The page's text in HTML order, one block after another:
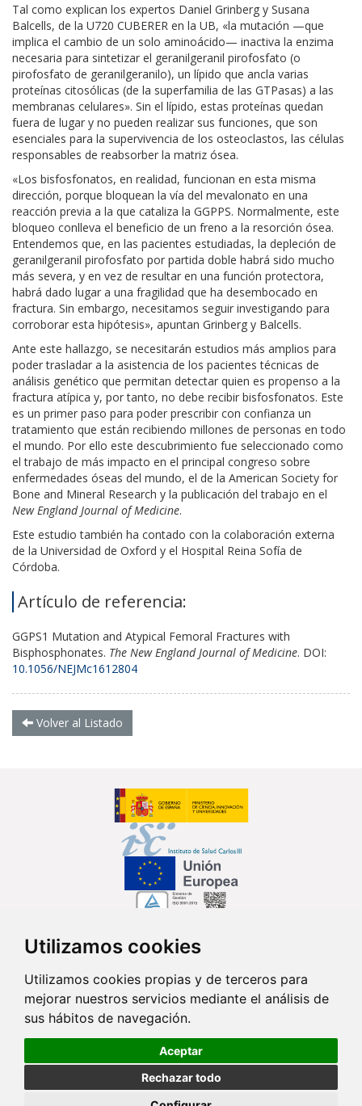
Utilizamos cookies
Utilizamos cookies propias y de terceros para
mejorar nuestros servicios mediante el análisis de
sus hábitos de navegación.
Aceptar
Rechazar todo
Tal como explican los expertos Daniel Grinberg y Susana
Balcells, de la U720 CUBERER en la UB, «la mutación —que
implica el cambio de un solo aminoácido— inactiva la enzima
necesaria para sintetizar el geranilgeranil pirofosfato (o
pirofosfato de geranilgeranilo), un lípido que ancla varias
proteínas citosólicas (de la superfamilia de las GTPasas) a las
membranas celulares». Sin el lípido, estas proteínas quedan
fuera de lugar y no pueden realizar sus funciones, que son
esenciales para la supervivencia de los osteoclastos, las células
responsables de reabsorber la matriz ósea.
«Los bisfosfonatos, en realidad, funcionan en esta misma
dirección, porque bloquean la vía del mevalonato en una
reacción previa a la que cataliza la GGPPS. Normalmente, este
bloqueo conlleva el beneficio de un freno a la resorción ósea.
Entendemos que, en las pacientes estudiadas, la depleción de
geranilgeranil pirofosfato por partida doble habrá sido mucho
más severa, y en vez de resultar en una función protectora,
habrá dado lugar a una fragilidad que ha desembocado en
fractura. Sin embargo, necesitamos seguir investigando para
corroborar esta hipótesis», apuntan Grinberg y Balcells.
Ante este hallazgo, se necesitarán estudios más amplios para
poder trasladar a la asistencia de los pacientes técnicas de
análisis genético que permitan detectar quien es propenso a la
fractura atípica y, por tanto, no debe recibir bisfosfonatos. Este
es un primer paso para poder prescribir con confianza un
tratamiento que están recibiendo millones de personas en todo
el mundo. Por ello este descubrimiento fue seleccionado como
el trabajo de más impacto en el principal congreso sobre
enfermedades óseas del mundo, el de la American Society for
Bone and Mineral Research y la publicación del trabajo en el
New England Journal of Medicine.
Este estudio también ha contado con la colaboración externa
de la Universidad de Oxford y el Hospital Reina Sofía de
Córdoba.
Artículo de referencia:
GGPS1 Mutation and Atypical Femoral Fractures with
Bisphosphonates. The New England Journal of Medicine. DOI:
10.1056/NEJMc1612804
Volver al Listado
Síguenos en...
Contacto
Av. Monforte de Lemos, 3-5. Pabellón 11. Planta 0 28029 Madrid
info@ciberisciii.es
Política de Privacidad